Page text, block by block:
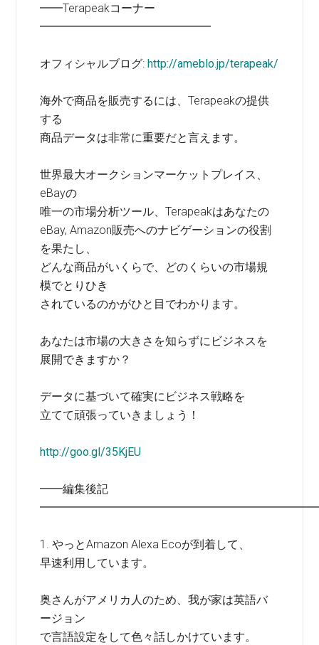
━━Terapeakコーナー
━━━━━━━━━━━━━━━
オフィシャルブログ:http://ameblo.jp/terapeak/
海外で商品を販売するには、Terapeakの提供
する
商品データは非常に重要だと言えます。
世界最大オークションマーケットプレイス、
eBayの
唯一の市場分析ツール、Terapeakはあなたの
eBay, Amazon販売へのナビゲーションの役割
を果たし、
どんな商品がいくらで、どのくらいの市場規
模でとりひき
されているのかがひと目でわかります。
あなたは市場の大きさを知らずにビジネスを
展開できますか？
データに基づいて確実にビジネス戦略を
立てて頑張っていきましょう！
http://goo.gl/35KjEU
━━編集後記
1. やっとAmazon Alexa Ecoが到着して、
早速利用しています。
奥さんがアメリカ人のため、我が家は英語バ
ージョン
で言語設定をして色々話しかけています。